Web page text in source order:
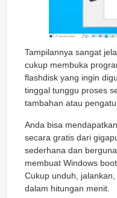
Tampilannya sangat
cukup membuka
flashdisk yang ingin
tinggal tunggu proses
tambahan atau
Anda bisa
secara gratis dari
sederhana dan
membuat Windows
Cukup unduh,
dalam hitungan menit.